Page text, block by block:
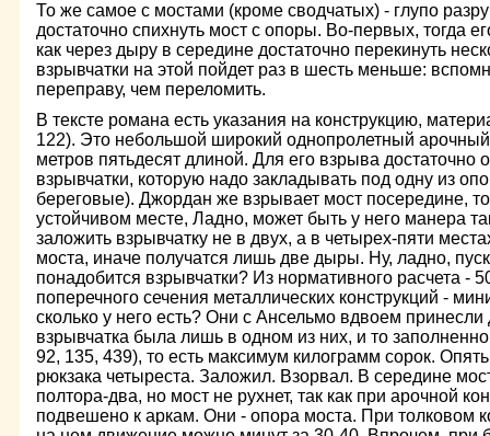
То же самое с мостами (кроме сводчатых) - глупо
достаточно спихнуть мост с опоры. Во-первых, тогда
как через дыру в середине достаточно перекинуть
взрывчатки на этой пойдет раз в шесть меньше:
переправу, чем переломить.
В тексте романа есть указания на конструкцию,
122). Это небольшой широкий однопролетный
метров пятьдесят длиной. Для его взрыва достаточно
взрывчатки, которую надо закладывать под одну из
береговые). Джордан же взрывает мост посередине,
устойчивом месте, Ладно, может быть у него манера
заложить взрывчатку не в двух, а в четырех-пяти
моста, иначе получатся лишь две дыры. Ну, ладно,
понадобится взрывчатки? Из нормативного расчета -
поперечного сечения металлических конструкций -
сколько у него есть? Они с Ансельмо вдвоем
взрывчатка была лишь в одном из них, и то
92, 135, 439), то есть максимум килограмм сорок.
рюкзака четыреста. Заложил. Взорвал. В середине
полтора-два, но мост не рухнет, так как при арочной
подвешено к аркам. Они - опора моста. При толковом